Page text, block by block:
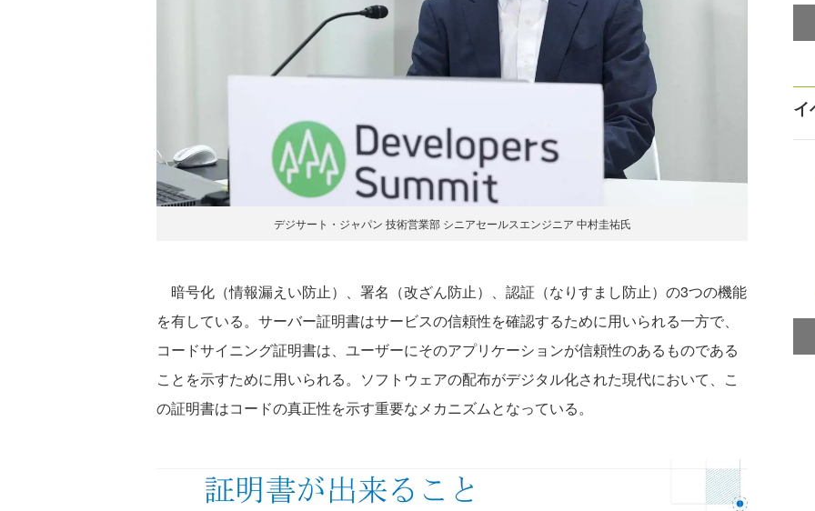
デジサート・ジャパン 技術営業部 シニアセールスエンジニア 中村圭祐氏
暗号化（情報漏えい防止）、署名（改ざん防止）、認証（なりすまし防止）の3つの機能
を有している。サーバー証明書はサービスの信頼性を確認するために用いられる一方で、
コードサイニング証明書は、ユーザーにそのアプリケーションが信頼性のあるものである
ことを示すために用いられる。ソフトウェアの配布がデジタル化された現代において、こ
の証明書はコードの真正性を示す重要なメカニズムとなっている。
イ